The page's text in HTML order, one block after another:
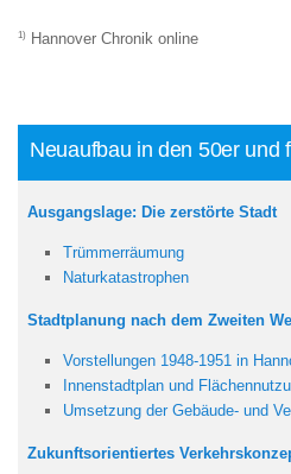
1) Hannover Chronik online
Neuaufbau in den 50er und
Ausgangslage: Die zerstörte Stadt
Trümmerräumung
Naturkatastrophen
Stadtplanung nach dem Zweiten
Vorstellungen 1948-1951 in
Innenstadtplan und
Umsetzung der Gebäude- und
Zukunftsorientiertes